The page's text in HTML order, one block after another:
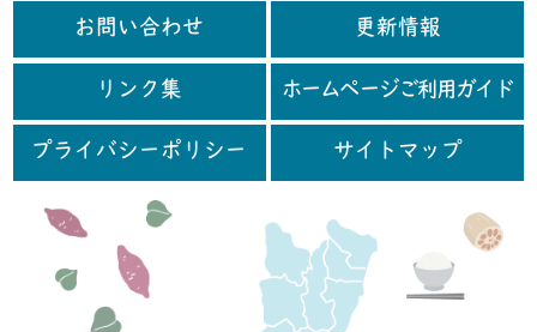
お問い合わせ 更新情報
リンク集 ホームページご利用ガイド
プライバシーポリシー サイトマップ